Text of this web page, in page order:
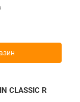
CLASSIC R